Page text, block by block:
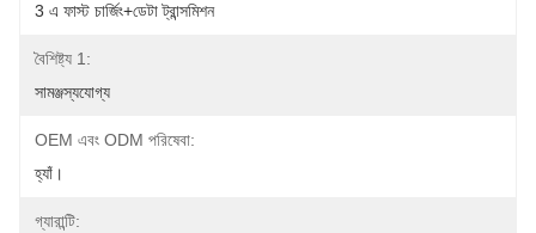
3 এ ফাস্ট চার্জিং+ডেটা ট্রান্সমিশন
বৈশিষ্ট্য 1:
সামঞ্জস্যযোগ্য
OEM এবং ODM পরিষেবা:
হ্যাঁ।
গ্যারান্টি: